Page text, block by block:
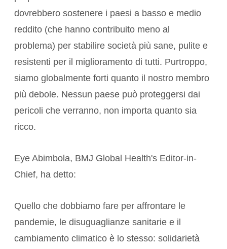
dovrebbero sostenere i paesi a basso e medio
reddito (che hanno contribuito meno al
problema) per stabilire società più sane, pulite e
resistenti per il miglioramento di tutti. Purtroppo,
siamo globalmente forti quanto il nostro membro
più debole. Nessun paese può proteggersi dai
pericoli che verranno, non importa quanto sia
ricco.
Eye Abimbola, BMJ Global Health's Editor-in-
Chief, ha detto:
Quello che dobbiamo fare per affrontare le
pandemie, le disuguaglianze sanitarie e il
cambiamento climatico è lo stesso: solidarietà